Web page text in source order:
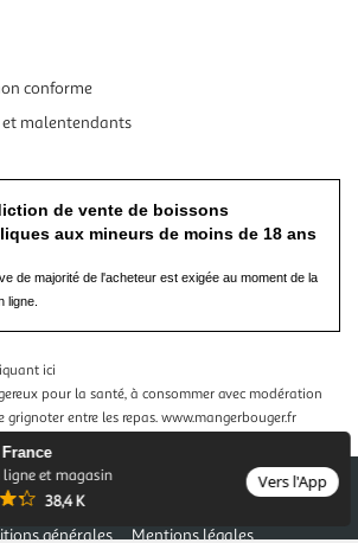
ligne et magasin
38,4 K
Vers l'App
conforme
et malentendants
de vente de boissons
aux mineurs de moins de 18 ans
de majorité de l'acheteur est exigée au moment de la
ligne.
ici
pour la santé, à consommer avec modération
grignoter entre les repas. www.mangerbouger.fr
générales Mentions légales